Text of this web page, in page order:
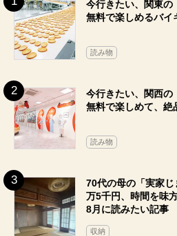
今行きたい、関東の
無料で楽しめるバイ
読み物
今行きたい、関西の
無料で楽しめて、絶
読み物
70代の母の「実家
万5千円、時間を味
8月に読みたい記事
収納